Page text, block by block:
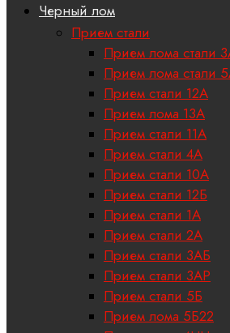
Черный лом
Прием стали
Прием лома стали
Прием лома стали
Прием стали 12А
Прием лома 13А
Прием стали 11А
Прием стали 4А
Прием стали 10А
Прием стали 12Б
Прием стали 1А
Прием стали 2А
Прием стали 3АБ
Прием стали 3АР
Прием стали 5Б
Прием лома 5Б22